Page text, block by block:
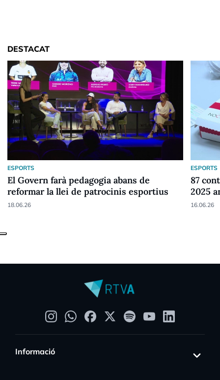
DESTACAT
ESPORTS
El Govern farà pedagogia abans de
reformar la llei de patrocinis esportius
18.06.26
ESPORTS
87
2025
16.06.26
Informació